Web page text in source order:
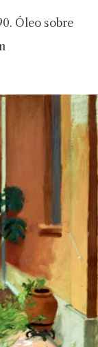
Óleo sobre